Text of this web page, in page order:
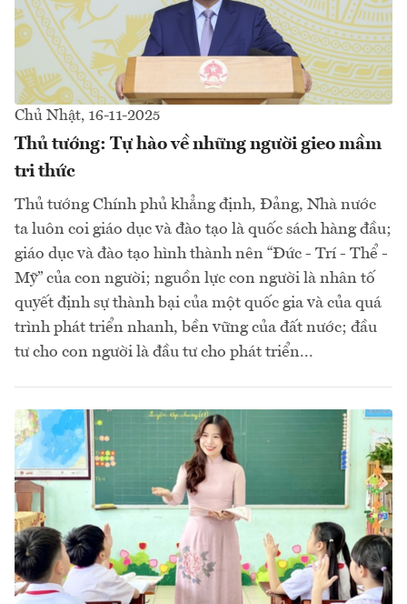
Chủ Nhật, 16-11-2025
Thủ tướng: Tự hào về những người gieo mầm
tri thức
Thủ tướng Chính phủ khẳng định, Đảng, Nhà nước
ta luôn coi giáo dục và đào tạo là quốc sách hàng đầu;
giáo dục và đào tạo hình thành nên “Đức - Trí - Thể -
Mỹ” của con người; nguồn lực con người là nhân tố
quyết định sự thành bại của một quốc gia và của quá
trình phát triển nhanh, bền vững của đất nước; đầu
tư cho con người là đầu tư cho phát triển...